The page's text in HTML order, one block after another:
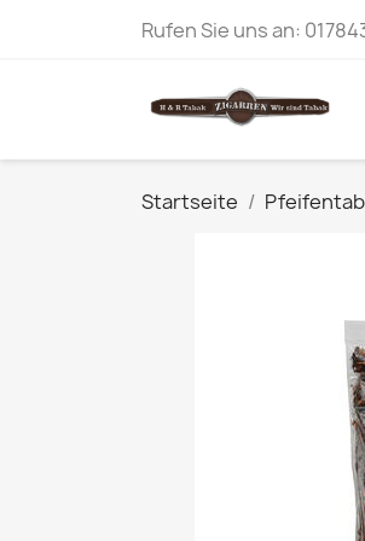
Rufen Sie uns an:
Startseite